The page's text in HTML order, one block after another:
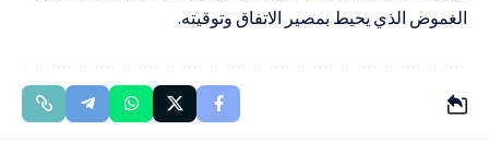
الغموض الذي يحيط بمصير الاتفاق وتوقيته.